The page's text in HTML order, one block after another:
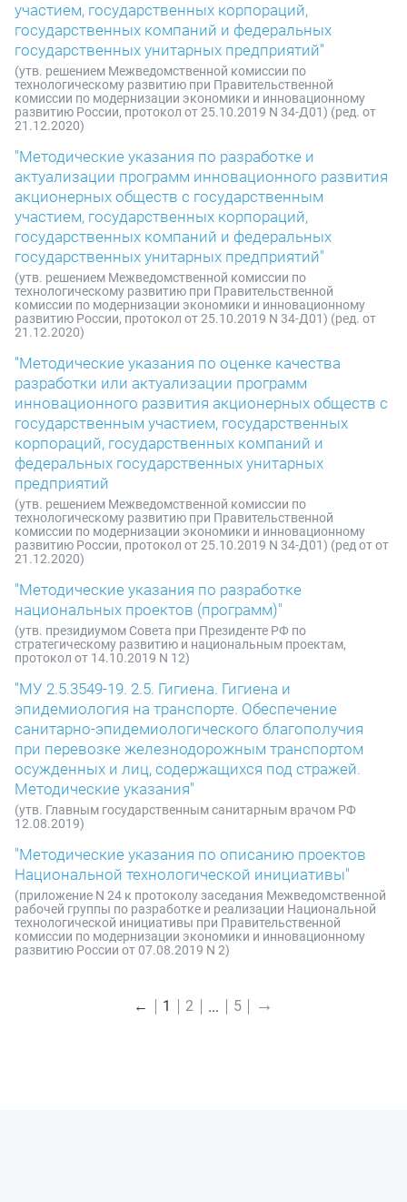
участием, государственных корпораций,
государственных компаний и федеральных
государственных унитарных предприятий"
(утв. решением Межведомственной комиссии по
технологическому развитию при Правительственной
комиссии по модернизации экономики и инновационному
развитию России, протокол от 25.10.2019 N 34-Д01) (ред. от
21.12.2020)
"Методические указания по разработке и
актуализации программ инновационного развития
акционерных обществ с государственным
участием, государственных корпораций,
государственных компаний и федеральных
государственных унитарных предприятий"
(утв. решением Межведомственной комиссии по
технологическому развитию при Правительственной
комиссии по модернизации экономики и инновационному
развитию России, протокол от 25.10.2019 N 34-Д01) (ред. от
21.12.2020)
"Методические указания по оценке качества
разработки или актуализации программ
инновационного развития акционерных обществ с
государственным участием, государственных
корпораций, государственных компаний и
федеральных государственных унитарных
предприятий
(утв. решением Межведомственной комиссии по
технологическому развитию при Правительственной
комиссии по модернизации экономики и инновационному
развитию России, протокол от 25.10.2019 N 34-Д01) (ред от от
21.12.2020)
"Методические указания по разработке
национальных проектов (программ)"
(утв. президиумом Совета при Президенте РФ по
стратегическому развитию и национальным проектам,
протокол от 14.10.2019 N 12)
"МУ 2.5.3549-19. 2.5. Гигиена. Гигиена и
эпидемиология на транспорте. Обеспечение
санитарно-эпидемиологического благополучия
при перевозке железнодорожным транспортом
осужденных и лиц, содержащихся под стражей.
Методические указания"
(утв. Главным государственным санитарным врачом РФ
12.08.2019)
"Методические указания по описанию проектов
Национальной технологической инициативы"
(приложение N 24 к протоколу заседания Межведомственной
рабочей группы по разработке и реализации Национальной
технологической инициативы при Правительственной
комиссии по модернизации экономики и инновационному
развитию России от 07.08.2019 N 2)
← 1 2 5 →